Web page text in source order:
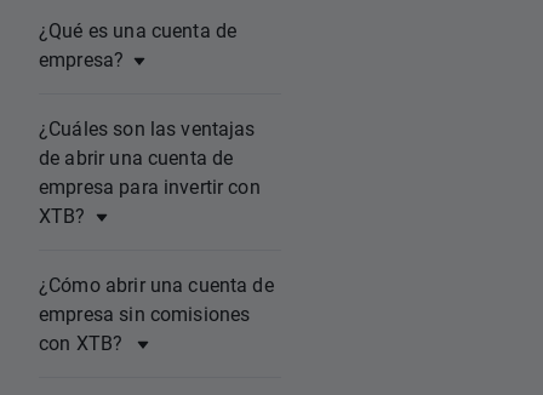
¿Qué es una cuenta de
empresa?
¿Cuáles son las ventajas
de abrir una cuenta de
empresa para invertir con
XTB?
¿Cómo abrir una cuenta de
empresa sin comisiones
con XTB?